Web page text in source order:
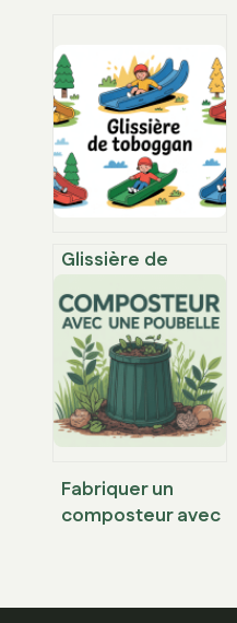
Glissière de
choisir, sécuriser
et entretenir son
équipement
Fabriquer un
composteur avec